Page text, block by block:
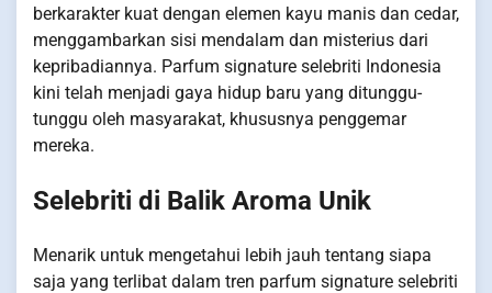
berkarakter kuat dengan elemen kayu manis dan cedar,
menggambarkan sisi mendalam dan misterius dari
kepribadiannya. Parfum signature selebriti Indonesia
kini telah menjadi gaya hidup baru yang ditunggu-
tunggu oleh masyarakat, khususnya penggemar
mereka.
Selebriti di Balik Aroma Unik
Menarik untuk mengetahui lebih jauh tentang siapa
saja yang terlibat dalam tren parfum signature selebriti